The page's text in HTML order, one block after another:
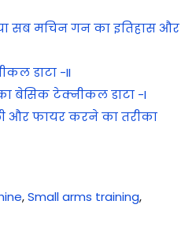
सब मचिन गन का इतिहास और
डाटा -II
बेसिक टेक्नीकल डाटा -I
और फायर करने का तरीका
,Small arms training,